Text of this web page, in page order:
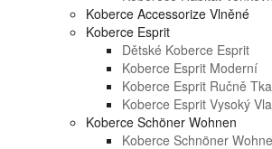
Koberce Accessorize Vlněné
Koberce Esprit
Dětské Koberce Esprit
Koberce Esprit Moderní
Koberce Esprit Ručně
Koberce Esprit Vysoký
Koberce Schöner Wohnen
Koberce Schnöner